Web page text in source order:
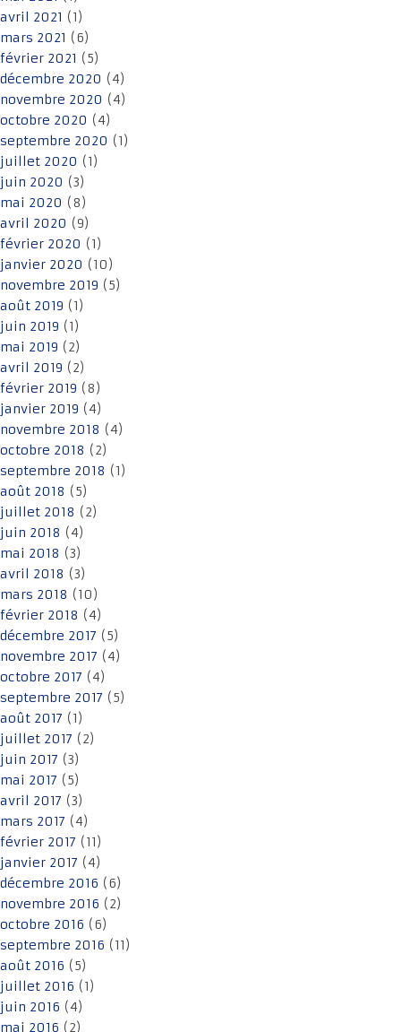
avril 2021 (1)
mars 2021 (6)
février 2021 (5)
décembre 2020 (4)
novembre 2020 (4)
octobre 2020 (4)
septembre 2020 (1)
juillet 2020 (1)
juin 2020 (3)
mai 2020 (8)
avril 2020 (9)
février 2020 (1)
janvier 2020 (10)
novembre 2019 (5)
août 2019 (1)
juin 2019 (1)
mai 2019 (2)
avril 2019 (2)
février 2019 (8)
janvier 2019 (4)
novembre 2018 (4)
octobre 2018 (2)
septembre 2018 (1)
août 2018 (5)
juillet 2018 (2)
juin 2018 (4)
mai 2018 (3)
avril 2018 (3)
mars 2018 (10)
février 2018 (4)
décembre 2017 (5)
novembre 2017 (4)
octobre 2017 (4)
septembre 2017 (5)
août 2017 (1)
juillet 2017 (2)
juin 2017 (3)
mai 2017 (5)
avril 2017 (3)
mars 2017 (4)
février 2017 (11)
janvier 2017 (4)
décembre 2016 (6)
novembre 2016 (2)
octobre 2016 (6)
septembre 2016 (11)
août 2016 (5)
juillet 2016 (1)
juin 2016 (4)
mai 2016 (2)